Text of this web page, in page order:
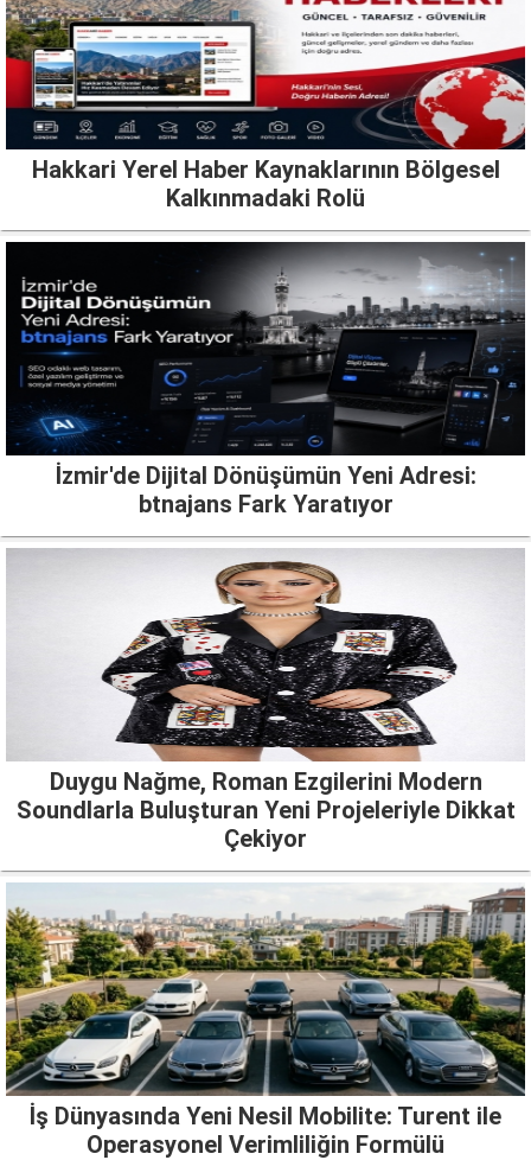
Hakkari Yerel Haber Kaynaklarının Bölgesel
Kalkınmadaki Rolü
İzmir'de Dijital Dönüşümün Yeni Adresi:
btnajans Fark Yaratıyor
Duygu Nağme, Roman Ezgilerini Modern
Soundlarla Buluşturan Yeni Projeleriyle Dikkat
Çekiyor
İş Dünyasında Yeni Nesil Mobilite: Turent ile
Operasyonel Verimliliğin Formülü